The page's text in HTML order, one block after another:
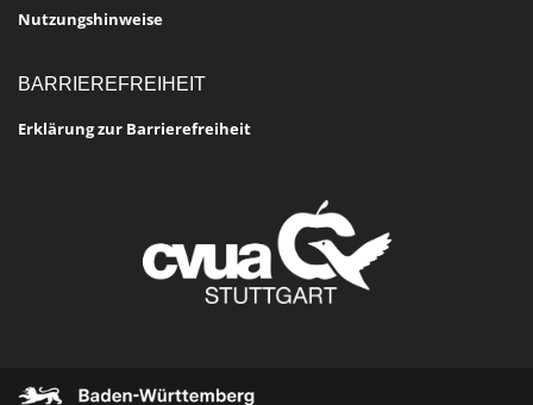
Nutzungshinweise
BARRIEREFREIHEIT
Erklärung zur Barrierefreiheit